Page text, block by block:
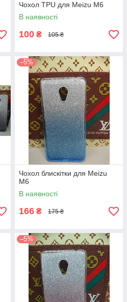
Чохол TPU для Meizu M6
В наявності
100 ₴ 105 ₴
–5%
Чохол блискітки для Meizu
M6
В наявності
166 ₴ 175 ₴
–5%